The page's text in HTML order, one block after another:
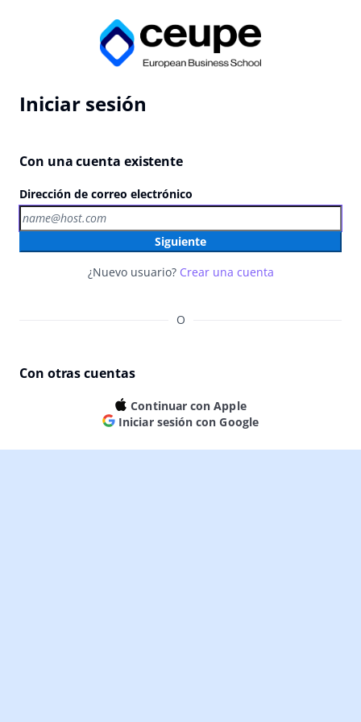
Iniciar sesión
Con una cuenta existente
Dirección de correo electrónico
Siguiente
¿Nuevo usuario? Crear una cuenta
O
Con otras cuentas
Continuar con Apple
Iniciar sesión con Google